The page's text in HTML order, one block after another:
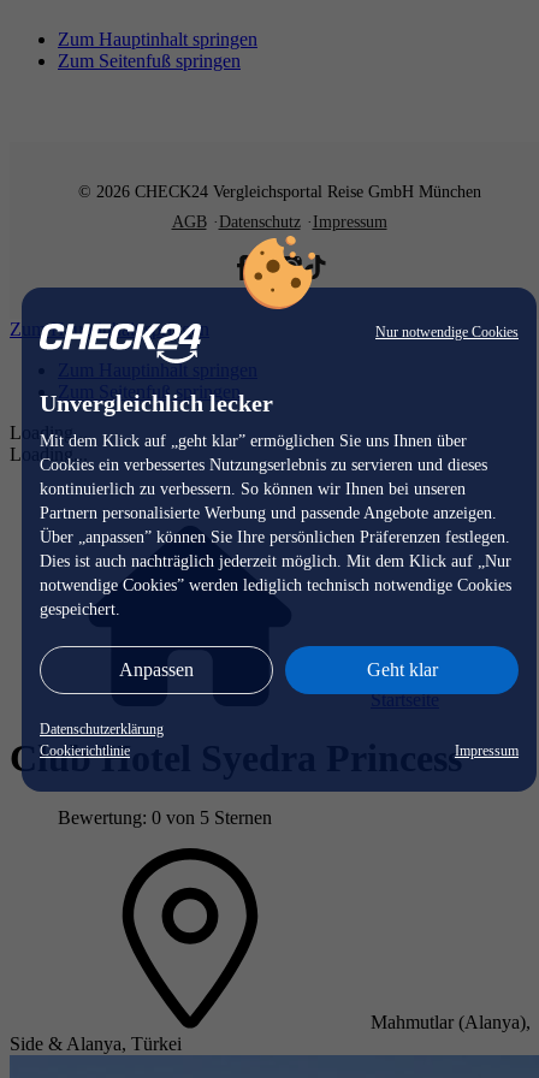
Nur notwendige Cookies
Unvergleichlich lecker
Mit dem Klick auf „geht klar” ermöglichen Sie uns Ihnen über
Cookies ein verbessertes Nutzungserlebnis zu servieren und dieses
kontinuierlich zu verbessern. So können wir Ihnen bei unseren
Partnern personalisierte Werbung und passende Angebote anzeigen.
Über „anpassen” können Sie Ihre persönlichen Präferenzen festlegen.
Dies ist auch nachträglich jederzeit möglich. Mit dem Klick auf „Nur
notwendige Cookies” werden lediglich technisch notwendige Cookies
gespeichert.
Anpassen Geht klar
Datenschutzerklärung
Cookierichtlinie
Impressum
Zum Hauptinhalt springen
Zum Seitenfuß springen
© 2026 CHECK24 Vergleichsportal Reise GmbH München
AGB
Datenschutz Impressum
Zum Hauptinhalt springen
Zum Hauptinhalt springen
Zum Seitenfuß springen
Loading...
Loading...
Startseite
Club Hotel Syedra Princess
Bewertung: 0 von 5 Sternen
Mahmutlar (Alanya),
Side & Alanya, Türkei